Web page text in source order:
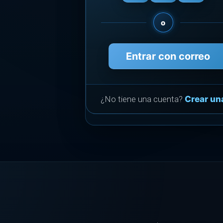
o
Entrar con correo
¿No tiene una cuenta? Crear